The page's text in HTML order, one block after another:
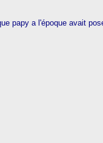
papy a l'époque avait